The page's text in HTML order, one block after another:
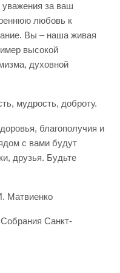
уважения за ваш
любовь к
Вы – наша живая
высокой
духовной
мудрость, доброту.
благополучия и
с вами будут
друзья. Будьте
Матвиенко
Санкт-